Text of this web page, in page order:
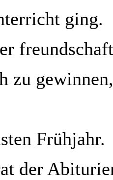
ging.
zu
Frühjahr.
der